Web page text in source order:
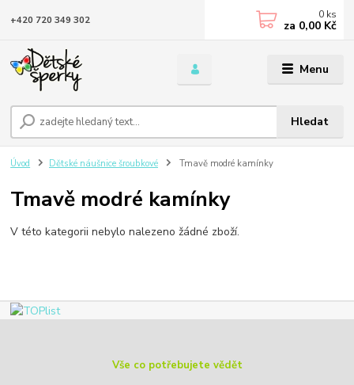
Menu
Hledat
+420 720 349 302 0 ks
za 0,00 Kč
Úvod Dětské náušnice šroubkové Tmavě modré kamínky
Tmavě modré kamínky
V této kategorii nebylo nalezeno žádné zboží.
Vše co potřebujete vědět